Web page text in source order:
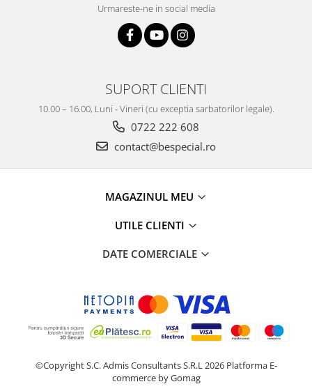
Urmareste-ne in social media
SUPORT CLIENTI
10.00 – 16.00, Luni - Vineri (cu exceptia sarbatorilor legale).
0722 222 608
contact@bespecial.ro
MAGAZINUL MEU
UTILE CLIENTI
DATE COMERCIALE
©Copyright S.C. Admis Consultants S.R.L 2026 Platforma E-
commerce by Gomag